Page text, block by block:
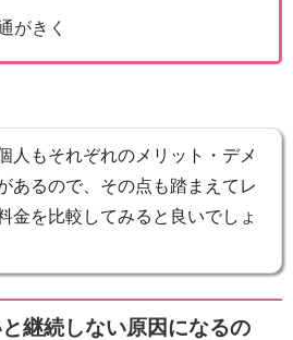
がきく
人もそれぞれのメリット・デメ
あるので、その点も踏まえてレ
金を比較してみると良いでしょ
継続しない原因になるの